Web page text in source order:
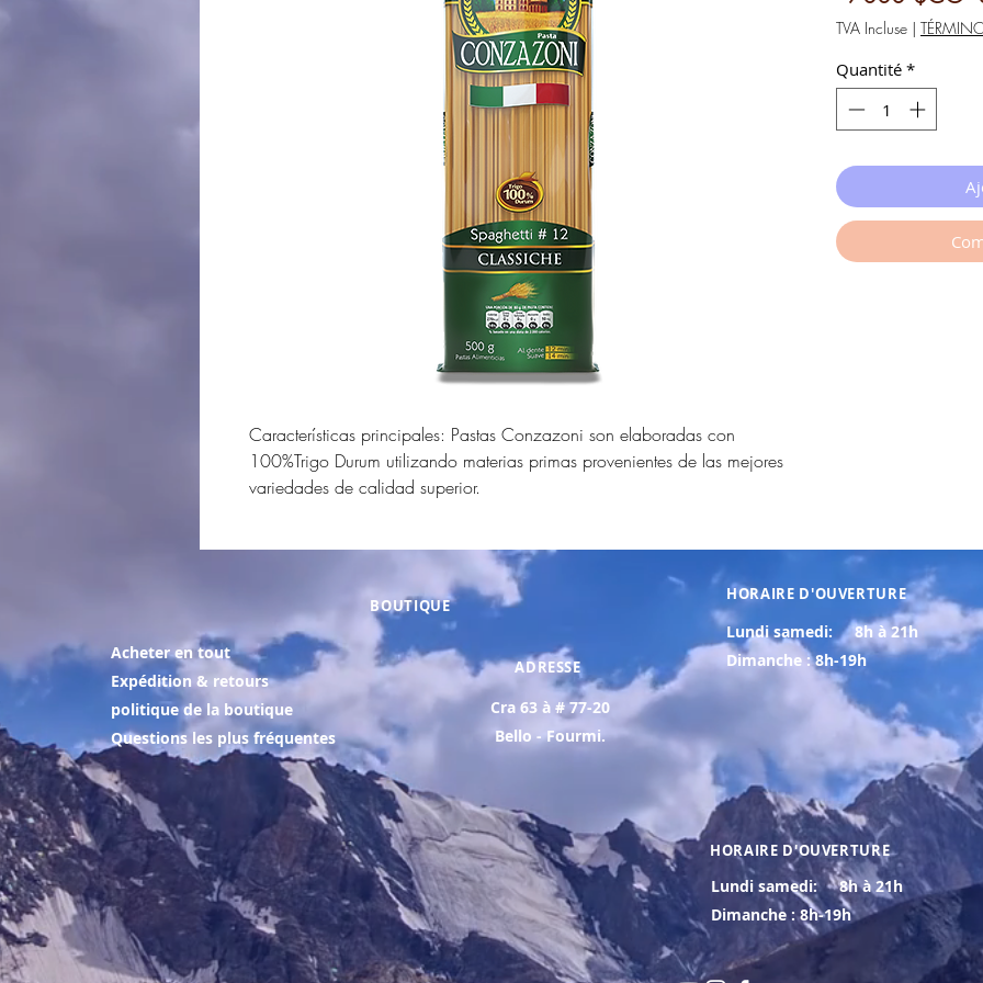
Características principales: Pastas Conzazoni son elaboradas con
100%Trigo Durum utilizando materias primas provenientes de las mejores
variedades de calidad superior.
TVA Incluse |
Quantité *
BOUTIQUE
Acheter en tout
Expédition & retours
politique de la boutique
Questions les plus fréquentes
ADRESSE
Cra 63 à # 77-20
Bello - Fourmi.
HORAIRE D'OUVERTURE
Lundi samedi:
8h à 21h
Dimanche : 8h-19h
HORAIRE D'OUVERTURE
Lundi samedi:
8h à 21h
Dimanche : 8h-19h